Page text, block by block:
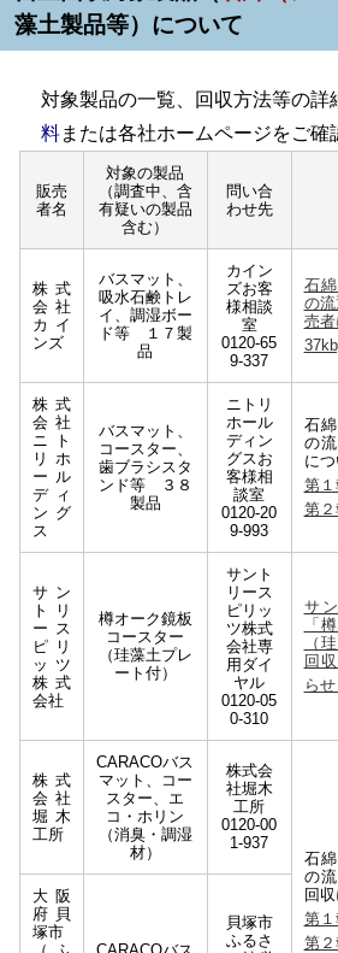
藻土製品等）について
対象製品の一覧、回収方法等の詳
料または各社ホームページをご確
販売
者名
対象の製品
（調査中、含
有疑いの製品
含む）
問い合
わせ先
株式
会社
カイ
ンズ
バスマット、
吸水石鹸トレ
イ、調湿ボー
ド等 １７製
品
カイン
ズお客
様相談
室
0120-65
9-337
石
の流
売
株式
会社
ニト
リホ
ール
ディ
ング
ス
バスマット、
コースター、
歯ブラシスタ
ンド等 ３８
製品
ニトリ
ホール
ディン
グスお
客様相
談室
0120-20
9-993
石
の
に
第１
第２
サン
トリ
ース
ピリ
ッツ
株式
会社
樽オーク鏡板
コースター
（珪藻土プレ
ート付）
サント
リース
ピリッ
ツ株式
会社専
用ダイ
ヤル
0120-05
0-310
サ
「
（
回
ら
株式
会社
堀木
工所
CARACOバス
マット、コー
スター、エ
コ・ホリン
（消臭・調湿
材）
株式会
社堀木
工所
0120-00
1-937
石
の
回
第１
第２
大阪
府貝
塚市
貝塚市
ふるさ